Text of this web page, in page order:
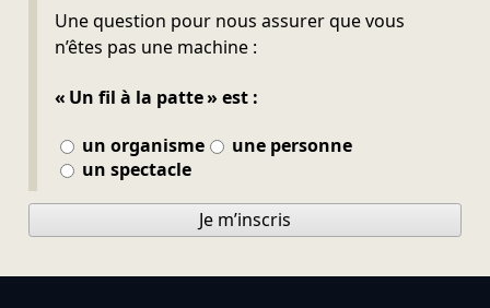
Une question pour nous assurer que vous
n’êtes pas une machine :
« Un fil à la patte » est :
un organisme
une personne
un spectacle
Ne pas remplir
Je m’inscris